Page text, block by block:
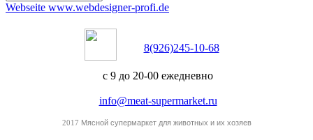
Webseite www.webdesigner-profi.de
8(926)245-10-68
с 9 до 20-00 ежедневно
info@meat-supermarket.ru
2017 Мясной супермаркет для животных и их хозяев